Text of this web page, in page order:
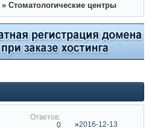
» Стоматологические центры
0
2016-12-13